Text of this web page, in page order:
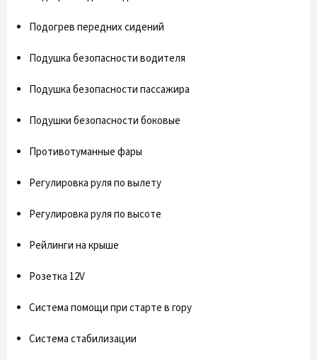
Подогрев передних сидений
Подушка безопасности водителя
Подушка безопасности пассажира
Подушки безопасности боковые
Противотуманные фары
Регулировка руля по вылету
Регулировка руля по высоте
Рейлинги на крыше
Розетка 12V
Система помощи при старте в гору
Система стабилизации